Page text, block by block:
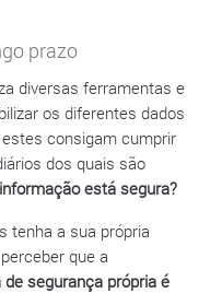
prazo
diversas ferramentas e
os diferentes dados
consigam cumprir
dos quais são
está segura?
tenha a sua própria
que a
segurança própria é